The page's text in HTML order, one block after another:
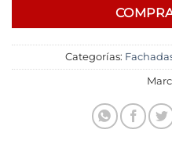
Categorías: